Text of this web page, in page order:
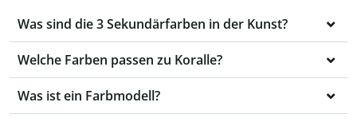
Was sind die 3 Sekundärfarben in der Kunst?
Welche Farben passen zu Koralle?
Was ist ein Farbmodell?